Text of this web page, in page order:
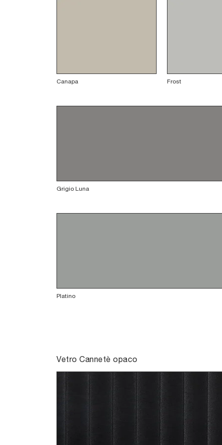
Canapa Frost
Grigio Luna
Platino
Vetro Cannetè opaco